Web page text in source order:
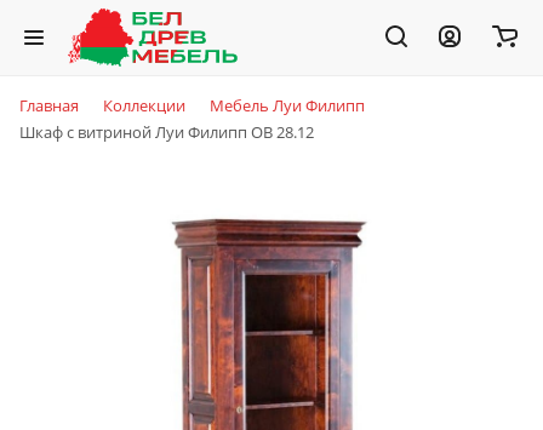
Главная Коллекции
Мебель Луи Филипп
Шкаф с витриной Луи Филипп ОВ 28.12